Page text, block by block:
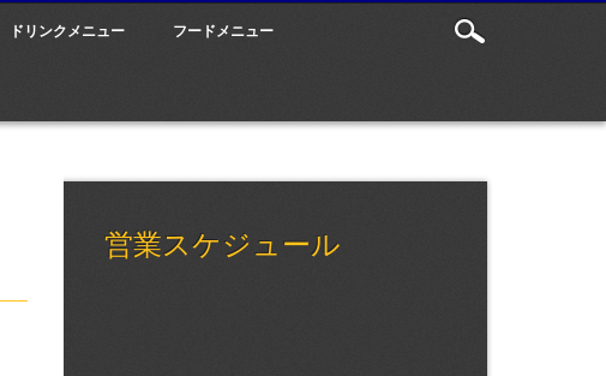
ドリンクメニュー フードメニュー
営業スケジュール